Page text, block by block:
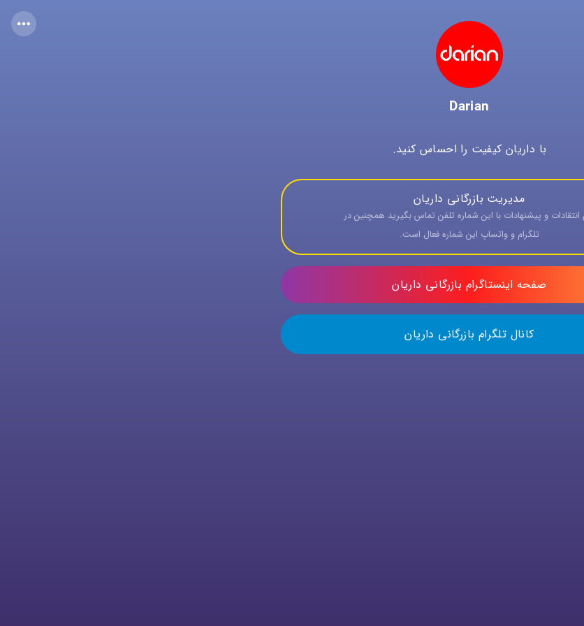
Darian
با داریان کیفیت را احساس کنید.
مدیریت بازرگانی داریان
برای انتقادات و پیشنهادات با این شماره تلفن تماس بگیرید همچنین در
تلگرام و واتساپ این شماره فعال است.
صفحه اینستاگرام بازرگانی داریان
کانال تلگرام بازرگانی داریان